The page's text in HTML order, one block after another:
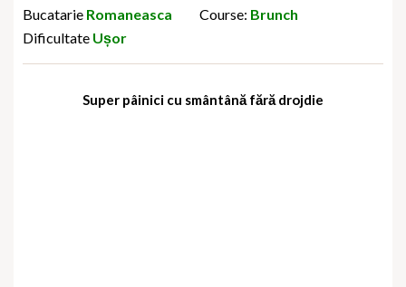
Bucatarie Romaneasca Course: Brunch
Dificultate Ușor
Super pâinici cu smântână fără drojdie